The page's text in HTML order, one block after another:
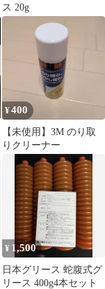
ス 20g
¥400
【未使用】3M のり取
りクリーナー
¥ 1,500
日本グリース 蛇腹式グ
リース 400g4本セット